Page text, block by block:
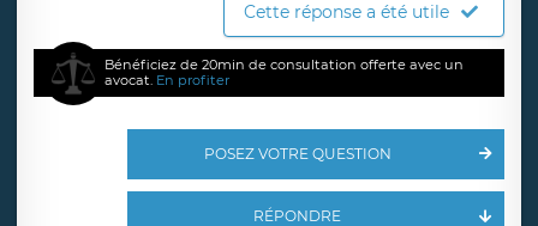
Cette réponse a été utile
Bénéficiez de 20min de consultation offerte avec un
avocat. En profiter
POSEZ VOTRE QUESTION
RÉPONDRE